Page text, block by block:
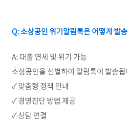
Q:소상공인 위기알림톡은 어떻게 발
A: 대출 연체 및 위기 가능
소상공인을 선별하여 알림톡이 발송됩
✓ 맞춤형 정책 안내
✓ 경영진단 방법 제공
✓ 상담 연결